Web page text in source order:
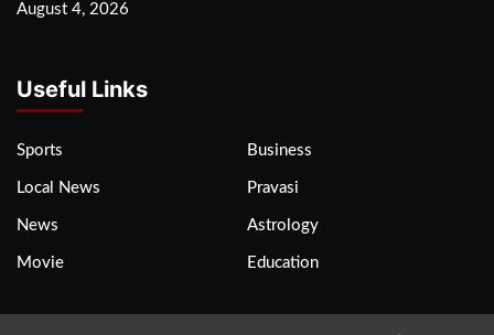
August 4, 2026
Useful Links
Sports Business
Local News Pravasi
News Astrology
Movie Education